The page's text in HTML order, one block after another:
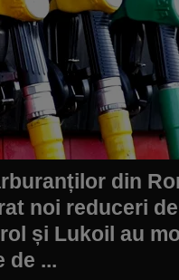
din
noi reduceri
și Lukoil au
de ...